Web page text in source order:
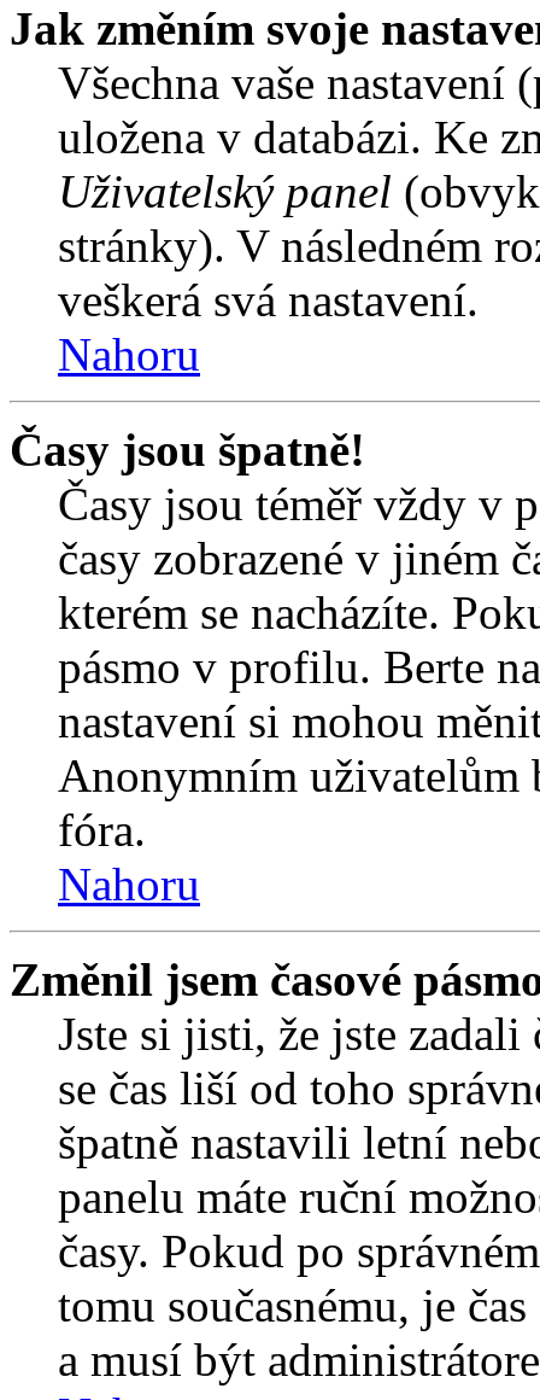
Jak změním svoje
Všechna vaše
uložena v databázi. Ke
Uživatelský panel
stránky). V následném
veškerá svá nastavení.
Nahoru
Časy jsou špatně!
Časy jsou téměř vždy v
časy zobrazené v jiném
kterém se nacházíte.
pásmo v profilu. Berte
nastavení si mohou
Anonymním uživatelům
fóra.
Nahoru
Změnil jsem časové
Jste si jisti, že jste zadali
se čas liší od toho
špatně nastavili letní
panelu máte ruční
časy. Pokud po
tomu současnému, je
a musí být